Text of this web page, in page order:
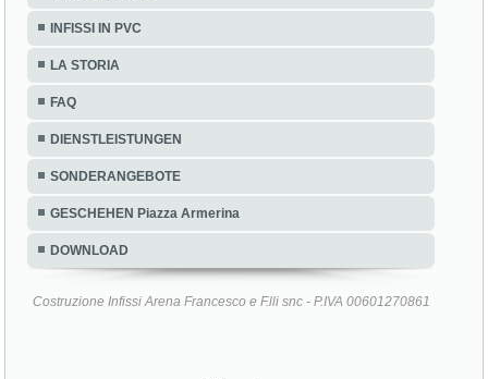
INFISSI IN PVC
LA STORIA
FAQ
DIENSTLEISTUNGEN
SONDERANGEBOTE
GESCHEHEN Piazza Armerina
DOWNLOAD
Costruzione Infissi Arena Francesco e F.lli snc - P.IVA 00601270861